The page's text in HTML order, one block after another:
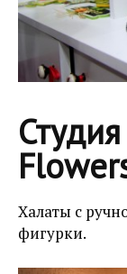
Халаты с
фигурки.